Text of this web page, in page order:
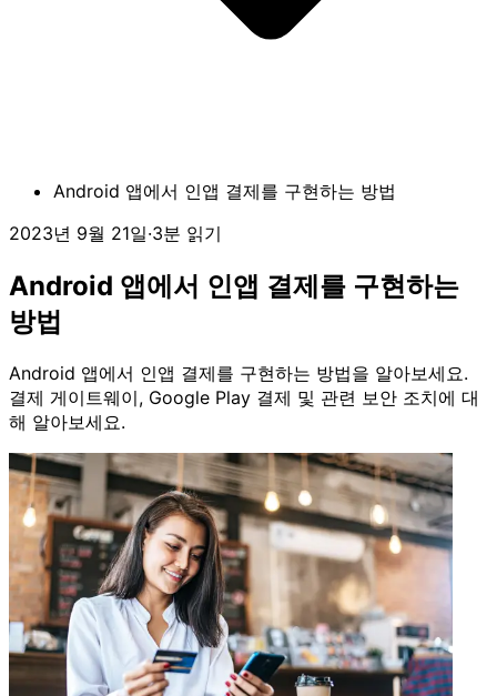
Android 앱에서 인앱 결제를 구현하는 방법
2023년 9월 21일·3분 읽기
Android 앱에서 인앱 결제를 구현하는
방법
Android 앱에서 인앱 결제를 구현하는 방법을 알아보세요.
결제 게이트웨이, Google Play 결제 및 관련 보안 조치에 대
해 알아보세요.